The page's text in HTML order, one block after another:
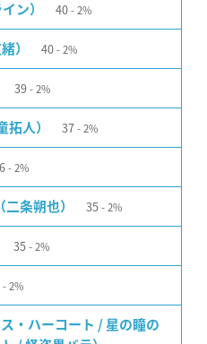
ン） 40 2%
） 40 2%
39 2%
拓人） 37 2%
2%
条朔也） 35 2%
35 2%
2%
・ハーコート / 星の瞳の